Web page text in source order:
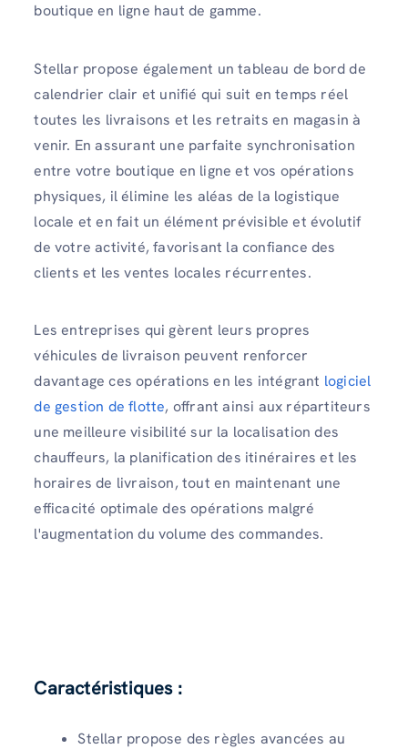
boutique en ligne haut de gamme.
Stellar propose également un tableau de bord de
calendrier clair et unifié qui suit en temps réel
toutes les livraisons et les retraits en magasin à
venir. En assurant une parfaite synchronisation
entre votre boutique en ligne et vos opérations
physiques, il élimine les aléas de la logistique
locale et en fait un élément prévisible et évolutif
de votre activité, favorisant la confiance des
clients et les ventes locales récurrentes.
Les entreprises qui gèrent leurs propres
véhicules de livraison peuvent renforcer
davantage ces opérations en les intégrant logiciel
de gestion de flotte, offrant ainsi aux répartiteurs
une meilleure visibilité sur la localisation des
chauffeurs, la planification des itinéraires et les
horaires de livraison, tout en maintenant une
efficacité optimale des opérations malgré
l'augmentation du volume des commandes.
Caractéristiques :
Stellar propose des règles avancées au